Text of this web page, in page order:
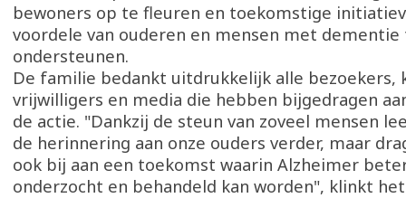
bewoners op te fleuren en toekomstige
voordele van ouderen en mensen met dementie
ondersteunen.
De familie bedankt uitdrukkelijk alle bezoekers,
vrijwilligers en media die hebben bijgedragen
de actie. "Dankzij de steun van zoveel mensen
de herinnering aan onze ouders verder, maar
ook bij aan een toekomst waarin Alzheimer
onderzocht en behandeld kan worden", klinkt